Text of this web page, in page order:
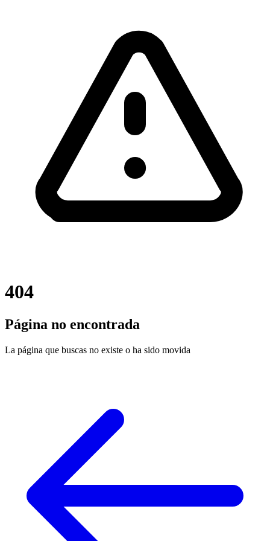
404
Página no encontrada
La página que buscas no existe o ha sido movida